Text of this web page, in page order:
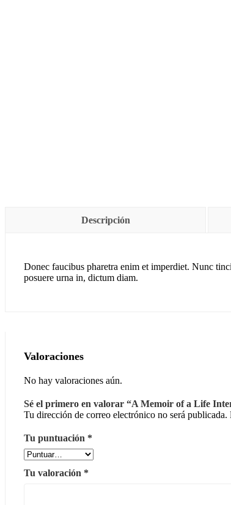
Descripción
Donec faucibus pharetra enim et imperdiet. Nunc
posuere urna in, dictum diam.
Valoraciones
No hay valoraciones aún.
Sé el primero en valorar “A Memoir of a Life
Tu dirección de correo electrónico no será publicada.
Tu puntuación *
Tu valoración *